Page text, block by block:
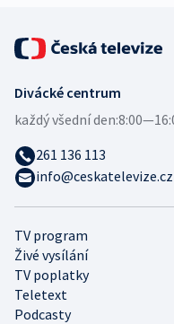
TV program
Živé vysílání
TV poplatky
Teletext
Podcasty
Divácké centrum
každý všední den:
261 136 113
info@ceskatelevize.cz